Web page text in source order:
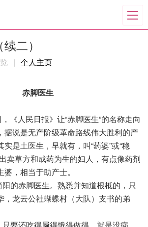
二）
| 个人主页
赤脚医生
人民日报》让“赤脚医生”的名称走向
据说是无产阶级革命路线伟大胜利的产
是土医生，早就有，叫“药婆”或“稳
卖草方和成药为生的妇人，有点像药剂
，相当于助产士。
的赤脚医生。熟悉并知道根柢的，只
，龙云公社蝴蝶村（大队）支书的弟